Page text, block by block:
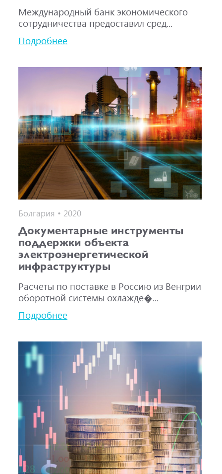
Международный банк экономического
сотрудничества предоставил сред...
Подробнее
Болгария • 2020
Документарные инструменты
поддержки объекта
электроэнергетической
инфраструктуры
Расчеты по поставке в Россию из Венгрии
оборотной системы охлажде�...
Подробнее